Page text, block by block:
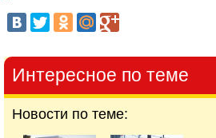
Интересное по теме
Новости по теме: